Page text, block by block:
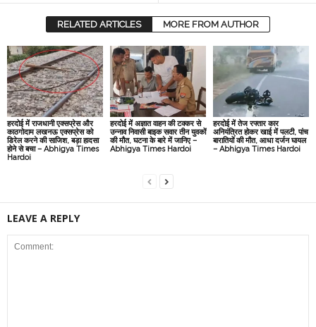
RELATED ARTICLES MORE FROM AUTHOR
हरदोई में राजधानी एक्सप्रेस और
काठगोदाम लखनऊ एक्सप्रेस को
डिरेल करने की साजिश, बड़ा हादसा
होने से बचा – Abhigya Times
Hardoi
हरदोई में अज्ञात वाहन की टक्कर से
उन्नाव निवासी बाइक सवार तीन युवकों
की मौत, घटना के बारे में जानिए –
Abhigya Times Hardoi
हरदोई में तेज रफ्तार कार
अनियंत्रित होकर खाई में पलटी, पांच
बारातियों की मौत, आधा दर्जन घायल
– Abhigya Times Hardoi
LEAVE A REPLY